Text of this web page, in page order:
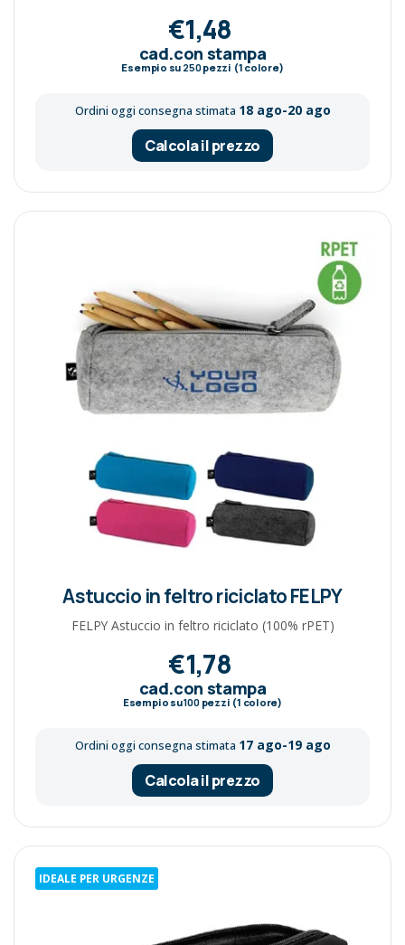
€1,48
cad.con stampa
Esempio su 250pezzi (1 colore)
Ordini oggi consegna stimata 18 ago-20 ago
Calcola il prezzo
Astuccio in feltro riciclato FELPY
FELPY Astuccio in feltro riciclato (100% rPET)
€1,78
cad.con stampa
Esempio su100pezzi (1 colore)
Ordini oggi consegna stimata 17 ago-19 ago
Calcola il prezzo
IDEALE PER URGENZE